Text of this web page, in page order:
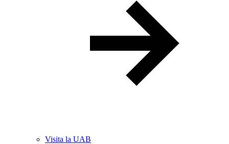
Visita la UAB